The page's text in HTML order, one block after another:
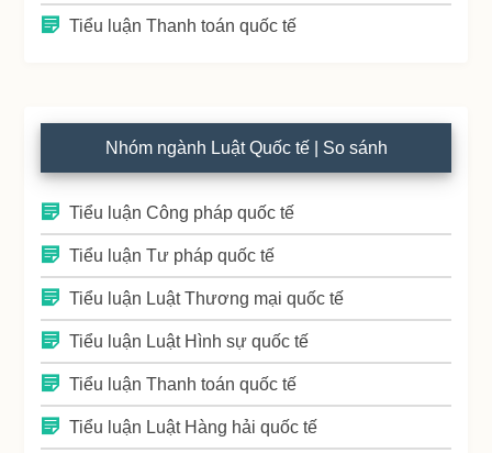
Tiểu luận Thanh toán quốc tế
Nhóm ngành Luật Quốc tế | So sánh
Tiểu luận Công pháp quốc tế
Tiểu luận Tư pháp quốc tế
Tiểu luận Luật Thương mại quốc tế
Tiểu luận Luật Hình sự quốc tế
Tiểu luận Thanh toán quốc tế
Tiểu luận Luật Hàng hải quốc tế